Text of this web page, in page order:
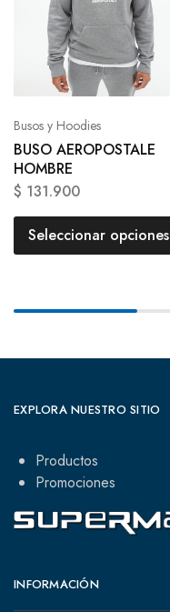
Busos y Hoodies
BUSO AEROPOSTALE
HOMBRE
$ 131.900
Seleccionar opciones
EXPLORA NUESTRO SITIO
Productos
Promociones
INFORMACIÓN